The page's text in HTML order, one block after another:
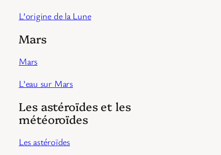
L’origine de la Lune
Mars
Mars
L’eau sur Mars
Les astéroïdes et les
météoroïdes
Les astéroïdes